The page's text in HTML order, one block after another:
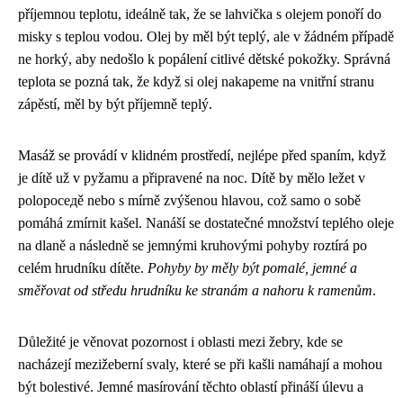
příjemnou teplotu, ideálně tak, že se lahvička s olejem ponoří do
misky s teplou vodou. Olej by měl být teplý, ale v žádném případě
ne horký, aby nedošlo k popálení citlivé dětské pokožky. Správná
teplota se pozná tak, že když si olej nakapeme na vnitřní stranu
zápěstí, měl by být příjemně teplý.
Masáž se provádí v klidném prostředí, nejlépe před spaním, když
je dítě už v pyžamu a připravené na noc. Dítě by mělo ležet v
polopoседě nebo s mírně zvýšenou hlavou, což samo o sobě
pomáhá zmírnit kašel. Nanáší se dostatečné množství teplého oleje
na dlaně a následně se jemnými kruhovými pohyby roztírá po
celém hrudníku dítěte. Pohyby by měly být pomalé, jemné a
směřovat od středu hrudníku ke stranám a nahoru k ramenům.
Důležité je věnovat pozornost i oblasti mezi žebry, kde se
nacházejí mezižeberní svaly, které se při kašli namáhají a mohou
být bolestivé. Jemné masírování těchto oblastí přináší úlevu a